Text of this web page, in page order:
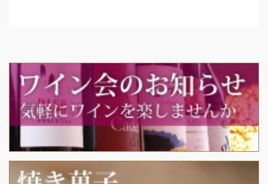
navigation